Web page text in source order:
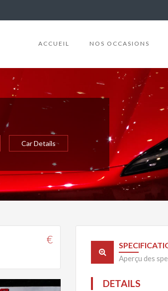
ACCUEIL NOS OCCASIONS
Car Details
€
Next
Aperçu des
DETAILS